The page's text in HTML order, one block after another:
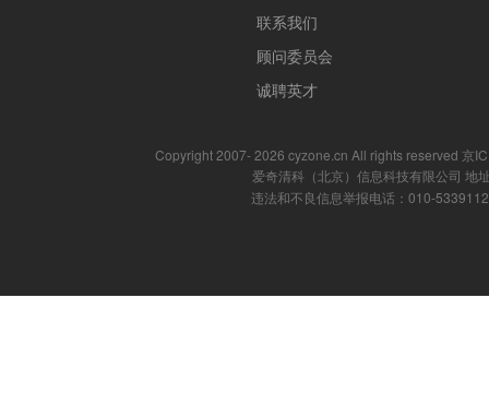
联系我们
顾问委员会
诚聘英才
Copyright 2007- 2026 cyzone.cn All rights reserved 京
爱奇清科（北京）信息科技有限公司 地
违法和不良信息举报电话：010-